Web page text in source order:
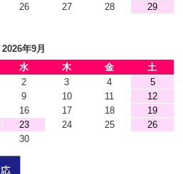
26 27 28
29
2026年9月
水 木 金
土
2 3 4
5
9 10 11
12
16 17 18
19
23 24 25
26
30